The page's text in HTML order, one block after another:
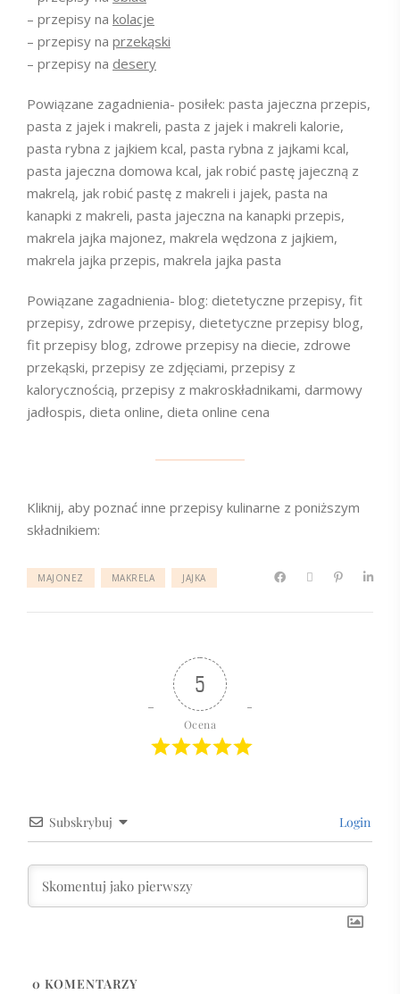
– przepisy na kolacje
– przepisy na przekąski
– przepisy na desery
Powiązane zagadnienia- posiłek: pasta jajeczna przepis,
pasta z jajek i makreli, pasta z jajek i makreli kalorie,
pasta rybna z jajkiem kcal, pasta rybna z jajkami kcal,
pasta jajeczna domowa kcal, jak robić pastę jajeczną z
makrelą, jak robić pastę z makreli i jajek, pasta na
kanapki z makreli, pasta jajeczna na kanapki przepis,
makrela jajka majonez, makrela wędzona z jajkiem,
makrela jajka przepis, makrela jajka pasta
Powiązane zagadnienia- blog: dietetyczne przepisy, fit
przepisy, zdrowe przepisy, dietetyczne przepisy blog,
fit przepisy blog, zdrowe przepisy na diecie, zdrowe
przekąski, przepisy ze zdjęciami, przepisy z
kalorycznością, przepisy z makroskładnikami, darmowy
jadłospis, dieta online, dieta online cena
Kliknij, aby poznać inne przepisy kulinarne z poniższym
składnikiem:
MAJONEZ MAKRELA JAJKA
5
Ocena
Subskrybuj Login
0 KOMENTARZY